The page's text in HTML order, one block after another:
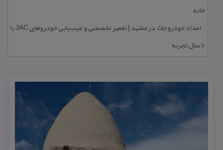
خانه
::
امداد خودرو جك در مشهد | تعمیر تخصصی و عیب‌یابی خودروهای JAC با
۱۰ سال تجربه